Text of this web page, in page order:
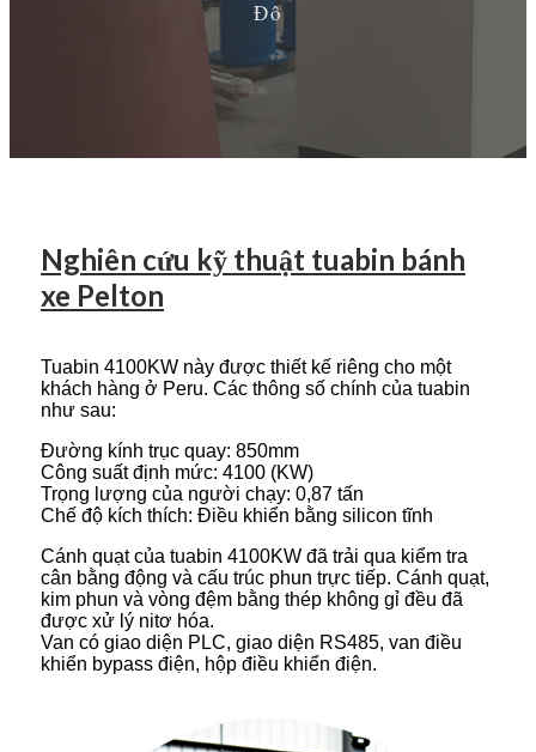
Đô
Nghiên cứu kỹ thuật tuabin bánh
xe Pelton
Tuabin 4100KW này được thiết kế riêng cho một
khách hàng ở Peru. Các thông số chính của tuabin
như sau:
Đường kính trục quay: 850mm
Công suất định mức: 4100 (KW)
Trọng lượng của người chạy: 0,87 tấn
Chế độ kích thích: Điều khiển bằng silicon tĩnh
Cánh quạt của tuabin 4100KW đã trải qua kiểm tra
cân bằng động và cấu trúc phun trực tiếp. Cánh quạt,
kim phun và vòng đệm bằng thép không gỉ đều đã
được xử lý nitơ hóa.
Van có giao diện PLC, giao diện RS485, van điều
khiển bypass điện, hộp điều khiển điện.